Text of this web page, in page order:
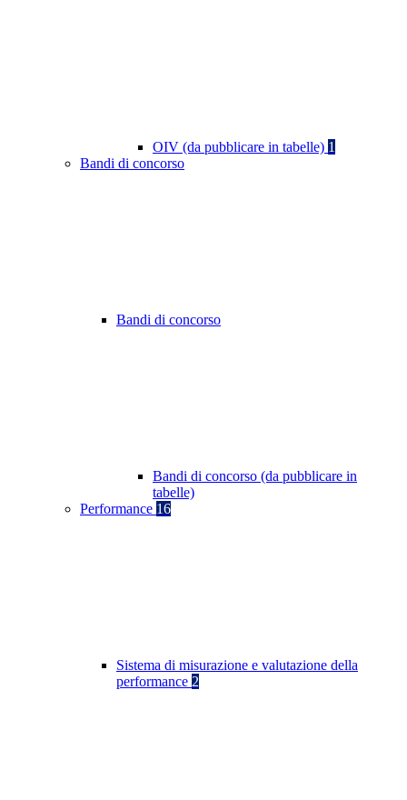
OIV (da pubblicare in tabelle) 1
Bandi di concorso
Bandi di concorso
Bandi di concorso (da pubblicare in
tabelle)
Performance 16
Sistema di misurazione e valutazione della
performance 2